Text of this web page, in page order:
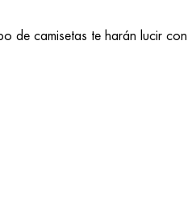
de camisetas te harán lucir con